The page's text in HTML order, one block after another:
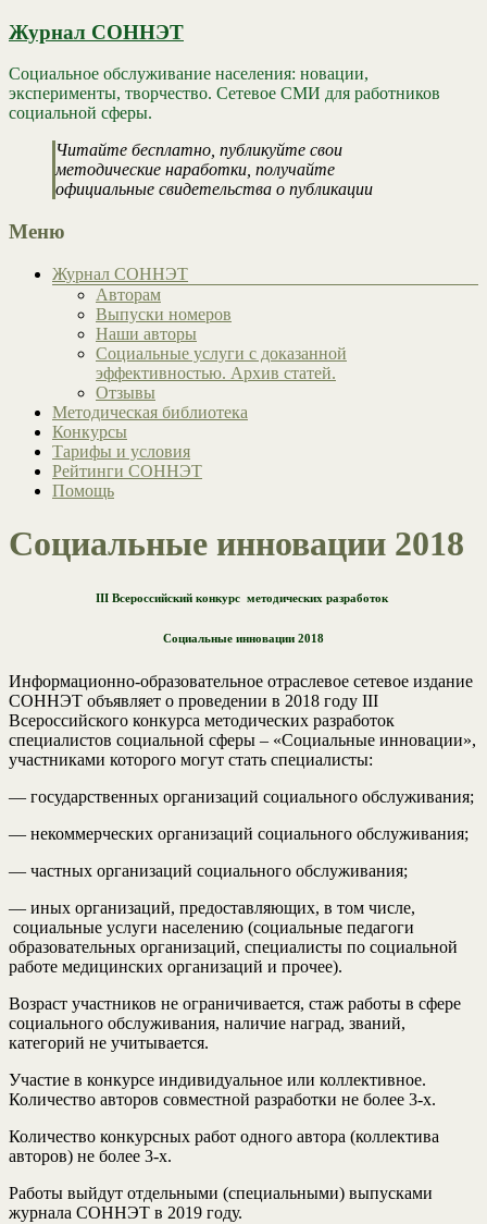
Журнал СОННЭТ
Социальное обслуживание населения: новации,
эксперименты, творчество. Сетевое СМИ для работников
социальной сферы.
Читайте бесплатно, публикуйте свои
методические наработки, получайте
официальные свидетельства о публикации
Меню
Журнал СОННЭТ
Авторам
Выпуски номеров
Наши авторы
Социальные услуги с доказанной
эффективностью. Архив статей.
Отзывы
Методическая библиотека
Конкурсы
Тарифы и условия
Рейтинги СОННЭТ
Помощь
Социальные инновации 2018
III Всероссийский конкурс методических разработок
Социальные инновации 2018
Информационно-образовательное отраслевое сетевое издание
СОННЭТ объявляет о проведении в 2018 году III
Всероссийского конкурса методических разработок
специалистов социальной сферы – «Социальные инновации»,
участниками которого могут стать специалисты:
— государственных организаций социального обслуживания;
— некоммерческих организаций социального обслуживания;
— частных организаций социального обслуживания;
— иных организаций, предоставляющих, в том числе,
социальные услуги населению (социальные педагоги
образовательных организаций, специалисты по социальной
работе медицинских организаций и прочее).
Возраст участников не ограничивается, стаж работы в сфере
социального обслуживания, наличие наград, званий,
категорий не учитывается.
Участие в конкурсе индивидуальное или коллективное.
Количество авторов совместной разработки не более 3-х.
Количество конкурсных работ одного автора (коллектива
авторов) не более 3-х.
Работы выйдут отдельными (специальными) выпусками
журнала СОННЭТ в 2019 году.